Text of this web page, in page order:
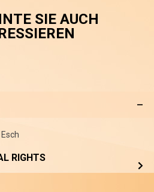
SIE AUCH
—
RIGHTS